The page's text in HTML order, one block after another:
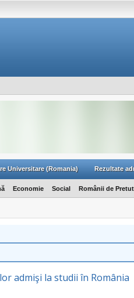
Universitare (Romania) Rezultate
Economie Social Românii de
admişi la studii în România